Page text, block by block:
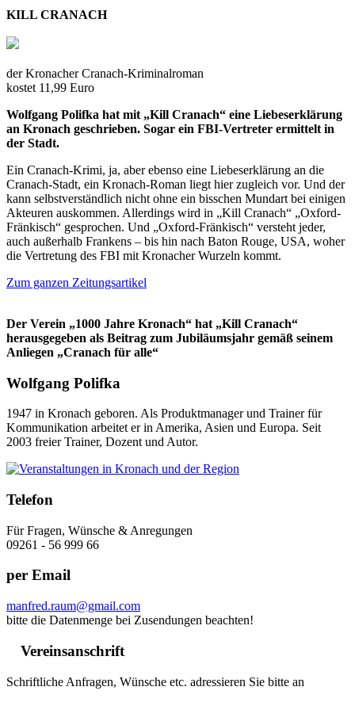
KILL CRANACH
der Kronacher Cranach-Kriminalroman
kostet 11,99 Euro
Wolfgang Polifka hat mit „Kill Cranach“ eine Liebeserklärung
an Kronach geschrieben. Sogar ein FBI-Vertreter ermittelt in
der Stadt.
Ein Cranach-Krimi, ja, aber ebenso eine Liebeserklärung an die
Cranach-Stadt, ein Kronach-Roman liegt hier zugleich vor. Und der
kann selbstverständlich nicht ohne ein bisschen Mundart bei einigen
Akteuren auskommen. Allerdings wird in „Kill Cranach“ „Oxford-
Fränkisch“ gesprochen. Und „Oxford-Fränkisch“ versteht jeder,
auch außerhalb Frankens – bis hin nach Baton Rouge, USA, woher
die Vertretung des FBI mit Kronacher Wurzeln kommt.
Zum ganzen Zeitungsartikel
Der Verein „1000 Jahre Kronach“ hat „Kill Cranach“
herausgegeben als Beitrag zum Jubiläumsjahr gemäß seinem
Anliegen „Cranach für alle“
Wolfgang Polifka
1947 in Kronach geboren. Als Produktmanager und Trainer für
Kommunikation arbeitet er in Amerika, Asien und Europa. Seit
2003 freier Trainer, Dozent und Autor.
Telefon
Für Fragen, Wünsche & Anregungen
09261 - 56 999 66
per Email
manfred.raum@gmail.com
bitte die Datenmenge bei Zusendungen beachten!
Vereinsanschrift
Schriftliche Anfragen, Wünsche etc. adressieren Sie bitte an